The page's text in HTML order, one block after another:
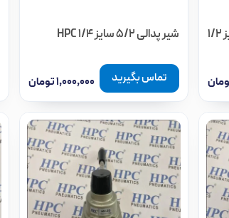
شیر دستی پنوماتیک 5/3 سایز 1/2
شیر پدالی 5/2 سایز 1/4 HPC
۱,۰۰۰,۰۰۰تومان تماس بگیرید